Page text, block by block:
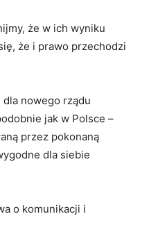
że w ich wyniku
że i prawo przechodzi
nowego rządu
jak w Polsce –
przez pokonaną
dla siebie
o komunikacji i